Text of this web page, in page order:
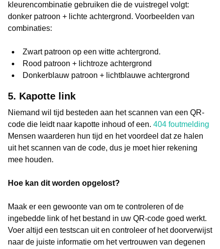
kleurencombinatie gebruiken die de vuistregel volgt:
donker patroon + lichte achtergrond. Voorbeelden van
combinaties:
Zwart patroon op een witte achtergrond.
Rood patroon + lichtroze achtergrond
Donkerblauw patroon + lichtblauwe achtergrond
5. Kapotte link
Niemand wil tijd besteden aan het scannen van een QR-
code die leidt naar kapotte inhoud of een. 404 foutmelding
Mensen waarderen hun tijd en het voordeel dat ze halen
uit het scannen van de code, dus je moet hier rekening
mee houden.
Hoe kan dit worden opgelost?
Maak er een gewoonte van om te controleren of de
ingebedde link of het bestand in uw QR-code goed werkt.
Voer altijd een testscan uit en controleer of het doorverwijst
naar de juiste informatie om het vertrouwen van degenen